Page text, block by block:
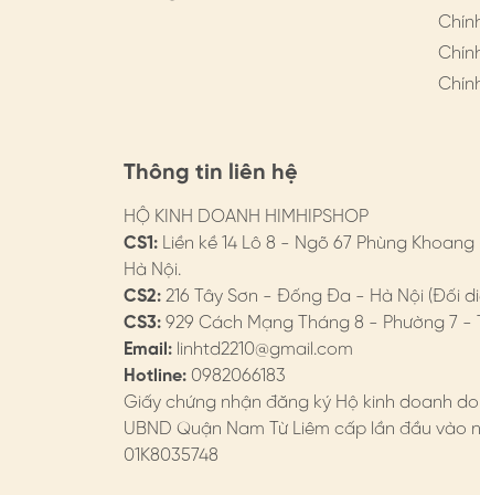
* Nên vệ sinh chốt khuyên, lỗ tai sau khi
4. HIMHIP BẢO HÀNH
Chi tiết trên website
- Đổi hàng: https://himhipshop.vn/chinh-
- Bảo hành: https://himhipshop.vn/
- Các nhu cầu khác: KH vui lòng liên hệ tư
#himhip #himhipshop #phukien
Thông tin liên hệ
HỘ KINH DOANH HIMHIPSHOP
CS1: Liền kề 14 Lô 8 - Ngõ 67 Phùng
Hà Nội.
CS2: 216 Tây Sơn - Đống Đa - Hà Nội (Đối
CS3: 929 Cách Mạng Tháng 8 - Phường 7 -
Email: linhtd2210@gmail.com
Hotline: 0982066183
Giấy chứng nhận đăng ký Hộ kinh doanh
UBND Quận Nam Từ Liêm cấp lần đầu vào
01K8035748